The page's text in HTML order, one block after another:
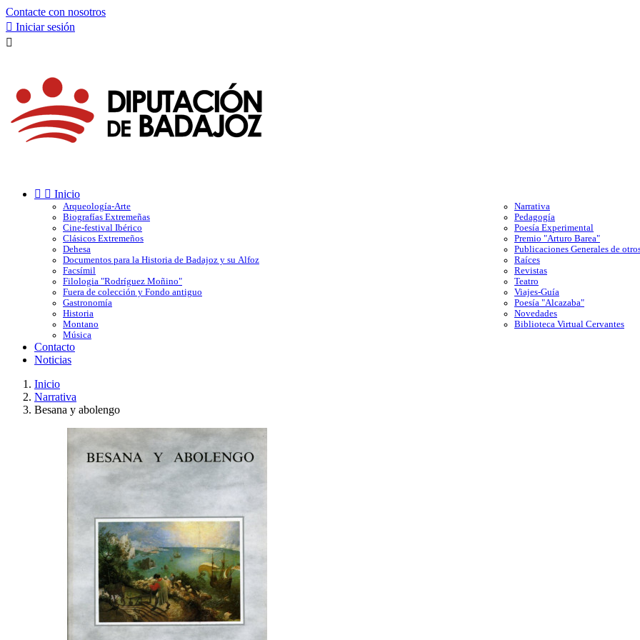
Contacte con nosotros
 Iniciar sesión

  Inicio
Arqueología-Arte
Biografías Extremeñas
Cine-festival Ibérico
Clásicos Extremeños
Dehesa
Documentos para la Historia de Badajoz y su Alfoz
Facsímil
Filologia "Rodríguez Moñino"
Fuera de colección y Fondo antiguo
Gastronomía
Historia
Montano
Música
Narrativa
Pedagogía
Poesía Experimental
Premio "Arturo Barea"
Publicaciones Generales de
Raíces
Revistas
Teatro
Viajes-Guía
Poesía "Alcazaba"
Novedades
Biblioteca Virtual Cervantes
Contacto
Noticias
Inicio
Narrativa
Besana y abolengo